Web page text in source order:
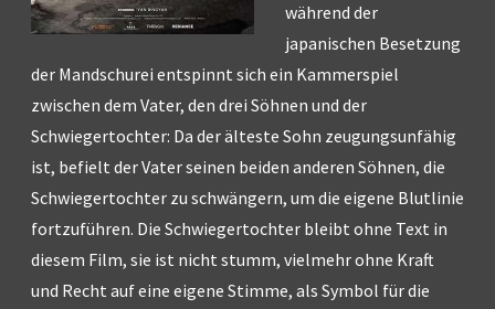
während der
japanischen Besetzung
der Mandschurei entspinnt sich ein Kammerspiel
zwischen dem Vater, den drei Söhnen und der
Schwiegertochter: Da der älteste Sohn zeugungsunfähig
ist, befielt der Vater seinen beiden anderen Söhnen, die
Schwiegertochter zu schwängern, um die eigene Blutlinie
fortzuführen. Die Schwiegertochter bleibt ohne Text in
diesem Film, sie ist nicht stumm, vielmehr ohne Kraft
und Recht auf eine eigene Stimme, als Symbol für die